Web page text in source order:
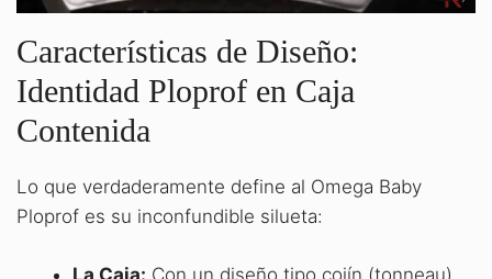
Características de Diseño:
Identidad Ploprof en Caja
Contenida
Lo que verdaderamente define al Omega Baby
Ploprof es su inconfundible silueta:
La Caja: Con un diseño tipo cojín (tonneau)